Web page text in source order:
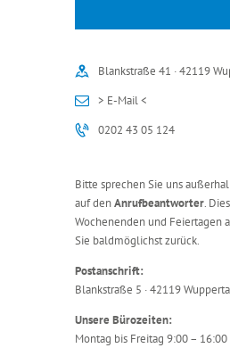
Blankstraße 41 · 42119
> E-Mail <
0202 43 05 124
Bitte sprechen Sie uns
auf denAnrufbeantworter.
Wochenenden und Feiertagen
Sie baldmöglichst zurück.
Postanschrift:
Blankstraße 5 · 42119
Unsere Bürozeiten:
Montag bis Freitag 9:00 – 16:00